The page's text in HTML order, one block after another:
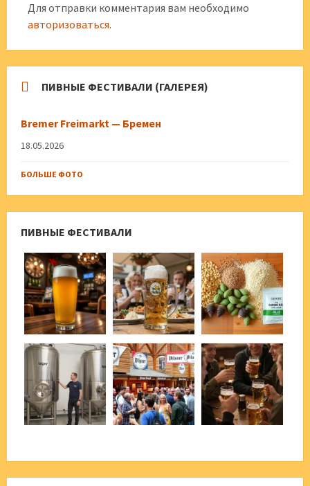
Для отправки комментария вам необходимо
авторизоваться.
ПИВНЫЕ ФЕСТИВАЛИ (ГАЛЕРЕЯ)
Bremer Freimarkt — Бремен
18.05.2026
БОЛЬШЕ ФОТО
ПИВНЫЕ ФЕСТИВАЛИ